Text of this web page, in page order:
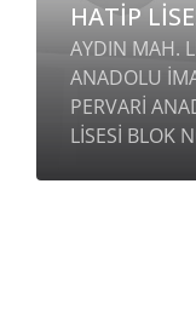
HATİP
AYDIN MAH.
ANADOLU
PERVARİ
LİSESİ BLOK